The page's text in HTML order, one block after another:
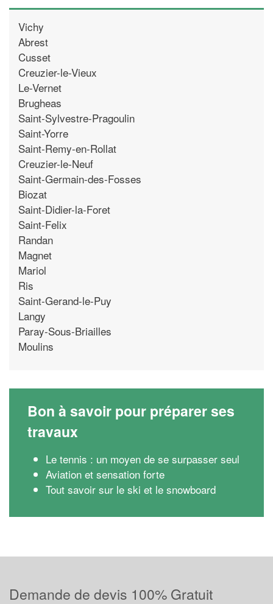
Vichy
Abrest
Cusset
Creuzier-le-Vieux
Le-Vernet
Brugheas
Saint-Sylvestre-Pragoulin
Saint-Yorre
Saint-Remy-en-Rollat
Creuzier-le-Neuf
Saint-Germain-des-Fosses
Biozat
Saint-Didier-la-Foret
Saint-Felix
Randan
Magnet
Mariol
Ris
Saint-Gerand-le-Puy
Langy
Paray-Sous-Briailles
Moulins
Bon à savoir pour préparer ses
travaux
Le tennis : un moyen de se surpasser seul
Aviation et sensation forte
Tout savoir sur le ski et le snowboard
Demande de devis 100% Gratuit